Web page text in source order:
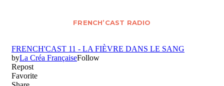
FRENCH’CAST RADIO